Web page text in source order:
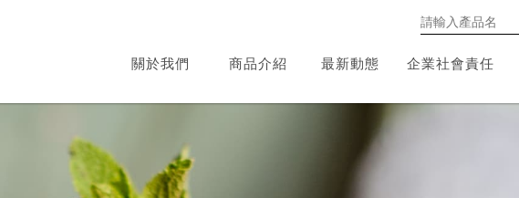
關於我們 商品介紹 最新動態 企業社會責任